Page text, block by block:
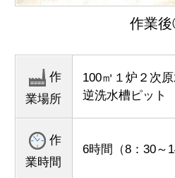
作業
作
業場所
100㎥１炉２次
逆洗水槽ピット
作
業時間
6時間（8：30～